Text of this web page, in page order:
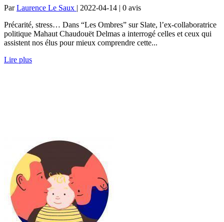
ParLaurence Le Saux | 2022-04-14 | 0 avis
Précarité, stress… Dans “Les Ombres” sur Slate, l’ex-collaboratrice
politique Mahaut Chaudouët Delmas a interrogé celles et ceux qui
assistent nos élus pour mieux comprendre cette...
Lire plus